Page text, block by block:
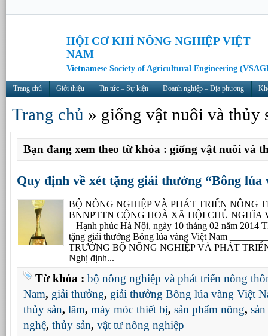
HỘI CƠ KHÍ NÔNG NGHIỆP VIỆT
NAM
Vietnamese Society of Agricultural Engineering
Trang chủ Giới thiệu Tin tức – Sự kiện Doanh nghiệp – Địa phương
Trang chủ » giống vật nuôi và thủy
Bạn đang xem theo từ khóa : giống vật nuôi và
Quy định về xét tặng giải thưởng “Bông lúa
BỘ NÔNG NGHIỆP VÀ PHÁT TRIỂN NÔNG
BNNPTTN CỘNG HOÀ XÃ HỘI CHỦ NGHĨA
– Hạnh phúc Hà Nội, ngày 10 tháng 02 năm 2014
tặng giải thưởng Bông lúa vàng Việt Nam
TRƯỞNG BỘ NÔNG NGHIỆP VÀ PHÁT
Nghị định...
Từ khóa : bộ nông nghiệp và phát triển nông
Nam, giải thưởng, giải thưởng Bông lúa vàng Việt
thủy sản, lâm, máy móc thiết bị, sản phẩm nông,
nghệ, thủy sản, vật tư nông nghiệp